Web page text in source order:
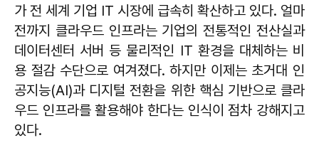
가 전 세계 기업 IT 시장에 급속히 확산하고 있다. 얼마
전까지 클라우드 인프라는 기업의 전통적인 전산실과
데이터센터 서버 등 물리적인 IT 환경을 대체하는 비
용 절감 수단으로 여겨졌다. 하지만 이제는 초거대 인
공지능(AI)과 디지털 전환을 위한 핵심 기반으로 클라
우드 인프라를 활용해야 한다는 인식이 점차 강해지고
있다.